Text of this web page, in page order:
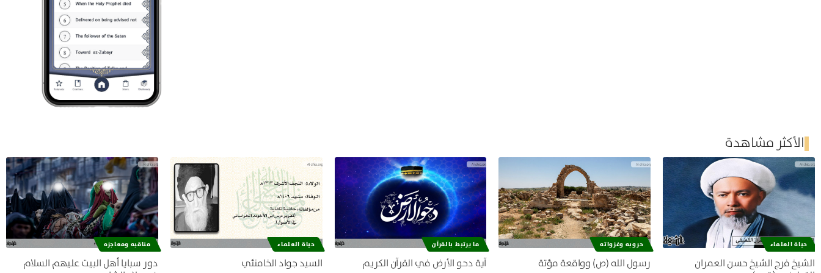
الأكثر مشاهدة
حياة العلماء
الشيخ فرج الشيخ حسن العمران
حروبه وغزواته
رسول الله (ص) وواقعة مؤتة
ما يرتبط بالقرآن
آية دحو الأرض في القرآن الكريم
حياة العلماء
السيد جواد الخامنئي
مناقبه ومعاجزه
دور سبايا أهل البيت عليهم السلام